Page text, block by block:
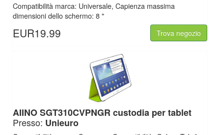
Compatibilità marca: Universale, Capienza massima
dimensioni dello schermo: 8 "
EUR19.99 Trova negozio
AIINOSGT310CVPNGR custodia per tablet
Presso: Unieuro